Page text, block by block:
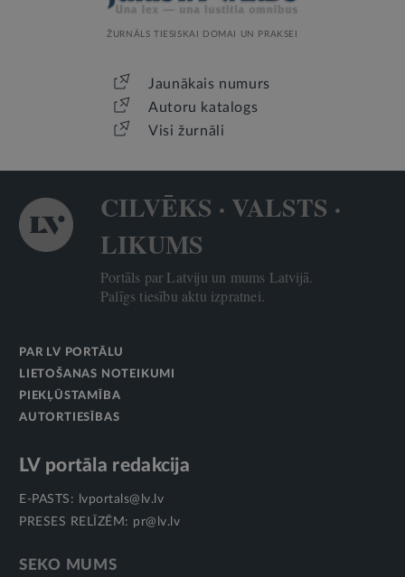
ŽURNĀLS TIESISKAI DOMAI UN PRAKSEI
Jaunākais numurs
Autoru katalogs
Visi žurnāli
CILVĒKS · VALSTS ·
LIKUMS
Portāls par Latviju un mums Latvijā.
Palīgs tiesību aktu izpratnei.
PAR LV PORTĀLU
LIETOŠANAS NOTEIKUMI
PIEKĻŪSTAMĪBA
AUTORTIESĪBAS
LV portāla redakcija
E-PASTS:
lvportals@lv.lv
PRESES RELĪZĒM: pr@lv.lv
SEKO MUMS